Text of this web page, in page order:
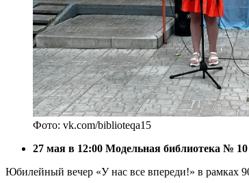
Фото: vk.com/biblioteqa15
27 мая в 12:00 Модельная библиотека № 10
Юбилейный вечер «У нас все впереди!» в рамках